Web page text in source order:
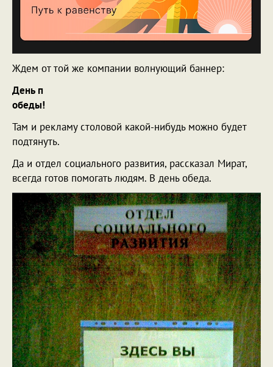
Ждем от той же компании волнующий баннер:
День п
обеды!
Там и рекламу столовой какой-нибудь можно будет
подтянуть.
Да и отдел социального развития, рассказал Мират,
всегда готов помогать людям. В день обеда.